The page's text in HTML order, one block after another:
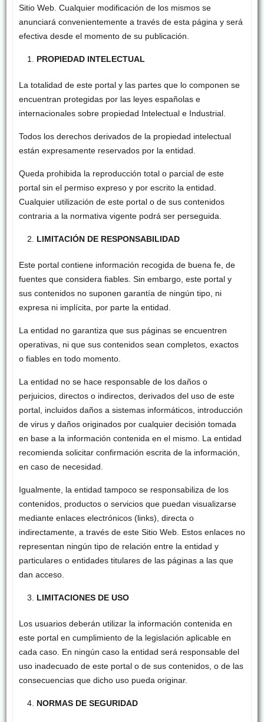
Sitio Web. Cualquier modificación de los mismos se
anunciará convenientemente a través de esta página y será
efectiva desde el momento de su publicación.
PROPIEDAD INTELECTUAL
La totalidad de este portal y las partes que lo componen se
encuentran protegidas por las leyes españolas e
internacionales sobre propiedad Intelectual e Industrial.
Todos los derechos derivados de la propiedad intelectual
están expresamente reservados por la entidad.
Queda prohibida la reproducción total o parcial de este
portal sin el permiso expreso y por escrito la entidad.
Cualquier utilización de este portal o de sus contenidos
contraria a la normativa vigente podrá ser perseguida.
LIMITACIÓN DE RESPONSABILIDAD
Este portal contiene información recogida de buena fe, de
fuentes que considera fiables. Sin embargo, este portal y
sus contenidos no suponen garantía de ningún tipo, ni
expresa ni implícita, por parte la entidad.
La entidad no garantiza que sus páginas se encuentren
operativas, ni que sus contenidos sean completos, exactos
o fiables en todo momento.
La entidad no se hace responsable de los daños o
perjuicios, directos o indirectos, derivados del uso de este
portal, incluidos daños a sistemas informáticos, introducción
de virus y daños originados por cualquier decisión tomada
en base a la información contenida en el mismo. La entidad
recomienda solicitar confirmación escrita de la información,
en caso de necesidad.
Igualmente, la entidad tampoco se responsabiliza de los
contenidos, productos o servicios que puedan visualizarse
mediante enlaces electrónicos (links), directa o
indirectamente, a través de este Sitio Web. Estos enlaces no
representan ningún tipo de relación entre la entidad y
particulares o entidades titulares de las páginas a las que
dan acceso.
LIMITACIONES DE USO
Los usuarios deberán utilizar la información contenida en
este portal en cumplimiento de la legislación aplicable en
cada caso. En ningún caso la entidad será responsable del
uso inadecuado de este portal o de sus contenidos, o de las
consecuencias que dicho uso pueda originar.
NORMAS DE SEGURIDAD